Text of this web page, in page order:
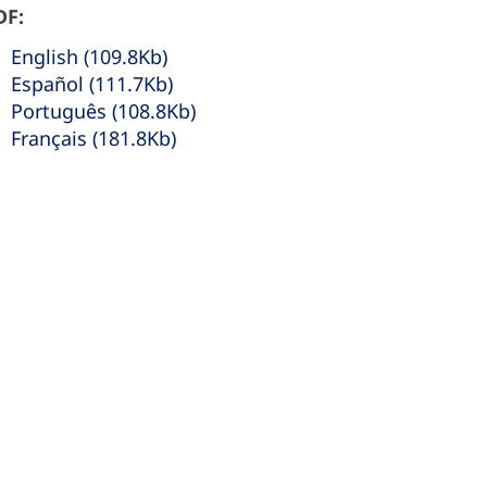
English (109.8Kb)
Español (111.7Kb)
Português (108.8Kb)
Français (181.8Kb)